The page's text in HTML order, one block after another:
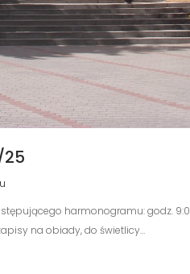
25
harmonogramu: godz.
na obiady, do świetlicy…